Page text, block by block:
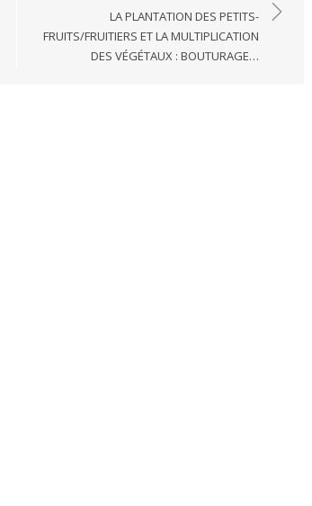
LA PLANTATION DES PETITS-
FRUITS/FRUITIERS ET LA MULTIPLICATION
DES VÉGÉTAUX : BOUTURAGE…